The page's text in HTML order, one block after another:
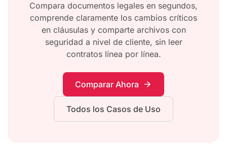
Compara documentos legales en segundos,
comprende claramente los cambios críticos
en cláusulas y comparte archivos con
seguridad a nivel de cliente, sin leer
contratos línea por línea.
Comparar Ahora arrow_forward
Todos los Casos de Uso